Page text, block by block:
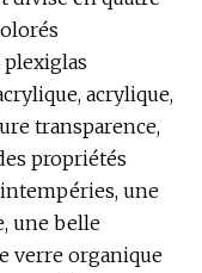
plexiglas
acrylique,
transparence,
propriétés
une
une belle
verre organique